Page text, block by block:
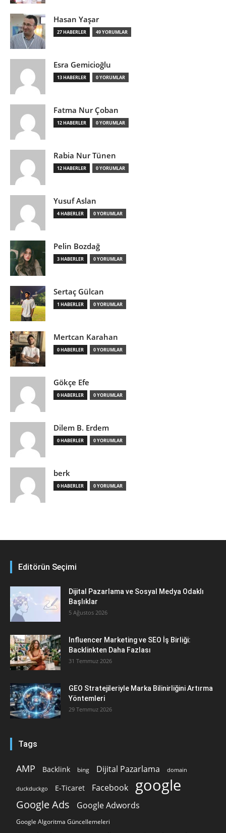
Hasan Yaşar
27 HABERLER 49 YORUMLAR
Esra Gemicioğlu
13 HABERLER 0 YORUMLAR
Fatma Nur Çoban
12 HABERLER 0 YORUMLAR
Rabia Nur Tünen
12 HABERLER 0 YORUMLAR
Yusuf Aslan
4 HABERLER 0 YORUMLAR
Pelin Bozdağ
3 HABERLER 0 YORUMLAR
Sertaç Gülcan
1 HABERLER 0 YORUMLAR
Mertcan Karahan
0 HABERLER 0 YORUMLAR
Gökçe Efe
0 HABERLER 0 YORUMLAR
Dilem B. Erdem
0 HABERLER 0 YORUMLAR
berk
0 HABERLER 0 YORUMLAR
Editörün Seçimi
Dijital Pazarlama ve Sosyal Medya Odaklı
Başlıklar
5 Ağustos 2026
Influencer Marketing ve SEO İş Birliği:
Backlinkten Daha Fazlası
31 Temmuz 2026
GEO Stratejileriyle Marka Bilinirliğini Artırma
Yöntemleri
29 Temmuz 2026
Tags
AMP Backlink bing Dijital Pazarlama domain
duckduckgo E-Ticaret Facebook google
Google Ads Google Adwords
Google Algoritma Güncellemeleri